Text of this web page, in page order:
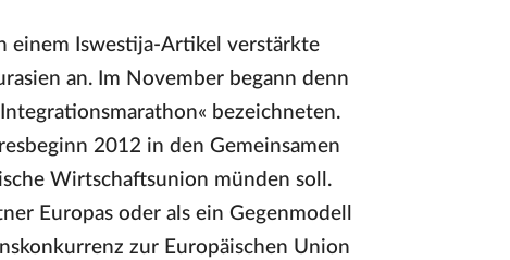
einem Iswestija-Artikel verstärkte
an. Im November begann denn
bezeichneten.
2012 in den Gemeinsamen
Wirtschaftsunion münden soll.
Europas oder als ein Gegenmodell
zur Europäischen Union